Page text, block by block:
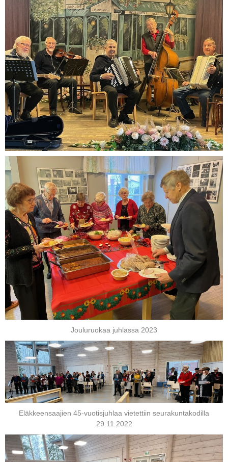
Jouluruokaa juhlassa 2023
Eläkkeensaajien 45-vuotisjuhlaa vietettiin seurakuntakodilla
29.11.2022